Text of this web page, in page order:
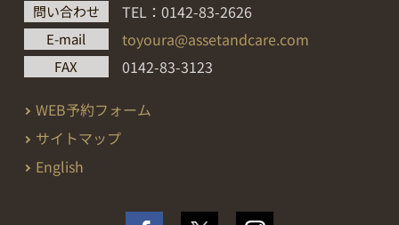
問い合わせ TEL：0142-83-2626
E-mail toyoura@assetandcare.com
FAX
0142-83-3123
WEB予約フォーム
サイトマップ
English